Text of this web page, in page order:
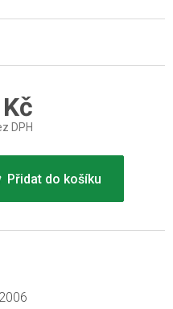
DPH
Přidat do košíku